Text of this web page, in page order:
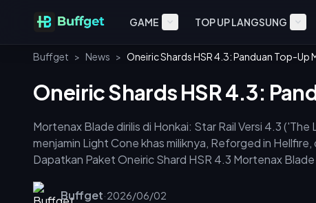
GAME TOP UP LANGSUNG
Buffget > News > Oneiric Shards HSR 4.3: Panduan Top-Up
Oneiric Shards HSR 4.3:
Mortenax Blade dirilis di Honkai: Star Rail Versi 4.3
menjamin Light Cone khas miliknya, Reforged in
Dapatkan Paket Oneiric Shard HSR 4.3 Mortenax
memaksimalkan efisiensi warp Anda.
Buffget·2026/06/02